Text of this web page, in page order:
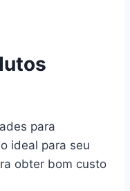
para
ideal para seu
obter bom custo